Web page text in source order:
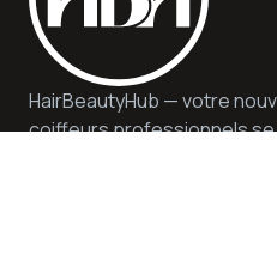
HairBeautyHub — votre
coiffeurs professionnels